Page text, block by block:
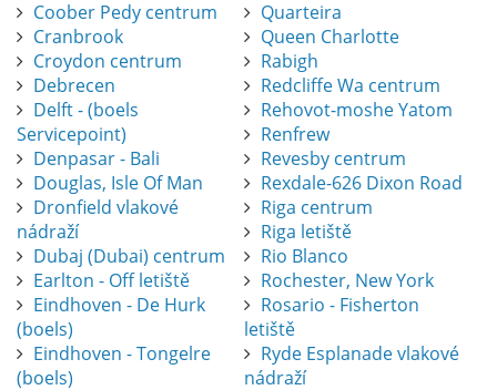
Coober Pedy centrum
Cranbrook
Croydon centrum
Debrecen
Delft - (boels
Servicepoint)
Denpasar - Bali
Douglas, Isle Of Man
Dronfield vlakové
nádraží
Dubaj (Dubai) centrum
Earlton - Off letiště
Eindhoven - De Hurk
(boels)
Eindhoven - Tongelre
(boels)
Quarteira
Queen Charlotte
Rabigh
Redcliffe Wa centrum
Rehovot-moshe Yatom
Renfrew
Revesby centrum
Rexdale-626 Dixon Road
Riga centrum
Riga letiště
Rio Blanco
Rochester, New York
Rosario - Fisherton
letiště
Ryde Esplanade vlakové
nádraží